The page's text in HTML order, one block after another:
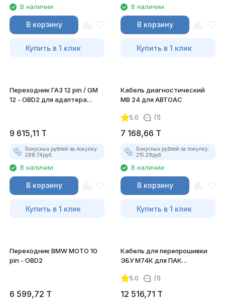
В наличии
В корзину
Купить в 1 клик
В наличии
В корзину
Купить в 1 клик
Переходник ГАЗ 12 pin / GM
12 - OBD2 для адаптера
9 615,11 T
Бонусных рублей за покупку:
288.74руб.
В наличии
В корзину
Купить в 1 клик
Кабель диагностический
MB 24 для АВТОАС
5.0 (1)
7 168,66 T
Бонусных рублей за покупку:
215.28руб.
В наличии
В корзину
Купить в 1 клик
Переходник BMW MOTO 10
pin - OBD2
6 599,72 T
Кабель для перепрошивки
ЭБУ М74К для ПАК
5.0 (1)
12 516,71 T